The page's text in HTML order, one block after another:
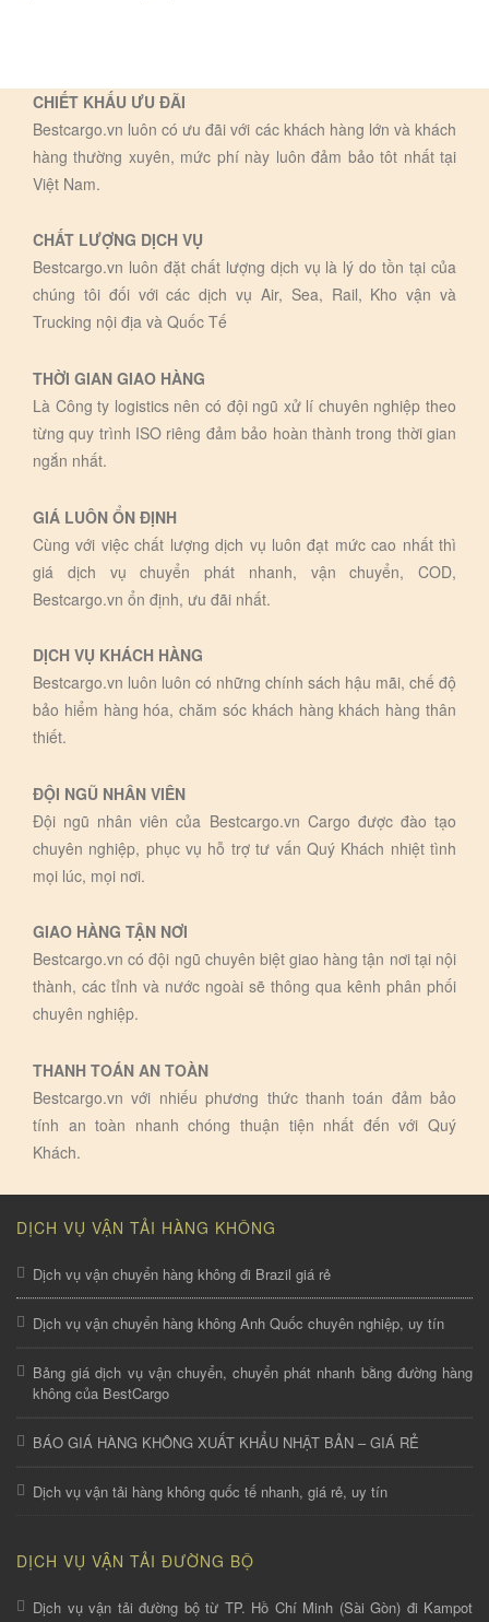
CHIẾT KHẤU ƯU ĐÃI
Bestcargo.vn luôn có ưu đãi với các khách hàng lớn và khách
hàng thường xuyên, mức phí này luôn đảm bảo tôt nhất tại
Việt Nam.
CHẤT LƯỢNG DỊCH VỤ
Bestcargo.vn luôn đặt chất lượng dịch vụ là lý do tồn tại của
chúng tôi đối với các dịch vụ Air, Sea, Rail, Kho vận và
Trucking nội địa và Quốc Tế
THỜI GIAN GIAO HÀNG
Là Công ty logistics nên có đội ngũ xử lí chuyên nghiệp theo
từng quy trình ISO riêng đảm bảo hoàn thành trong thời gian
ngắn nhất.
GIÁ LUÔN ỔN ĐỊNH
Cùng với việc chất lượng dịch vụ luôn đạt mức cao nhất thì
giá dịch vụ chuyển phát nhanh, vận chuyển, COD,
Bestcargo.vn ổn định, ưu đãi nhất.
DỊCH VỤ KHÁCH HÀNG
Bestcargo.vn luôn luôn có những chính sách hậu mãi, chế độ
bảo hiểm hàng hóa, chăm sóc khách hàng khách hàng thân
thiết.
ĐỘI NGŨ NHÂN VIÊN
Đội ngũ nhân viên của Bestcargo.vn Cargo được đào tạo
chuyên nghiệp, phục vụ hỗ trợ tư vấn Quý Khách nhiệt tình
mọi lúc, mọi nơi.
GIAO HÀNG TẬN NƠI
Bestcargo.vn có đội ngũ chuyên biệt giao hàng tận nơi tại nội
thành, các tỉnh và nước ngoài sẽ thông qua kênh phân phối
chuyên nghiệp.
THANH TOÁN AN TOÀN
Bestcargo.vn với nhiếu phương thức thanh toán đảm bảo
tính an toàn nhanh chóng thuận tiện nhất đến với Quý
Khách.
DỊCH VỤ VẬN TẢI HÀNG KHÔNG
Dịch vụ vận chuyển hàng không đi Brazil giá rẻ
Dịch vụ vận chuyển hàng không Anh Quốc chuyên nghiệp, uy tín
Bảng giá dịch vụ vận chuyển, chuyển phát nhanh bằng đường hàng
không của BestCargo
BÁO GIÁ HÀNG KHÔNG XUẤT KHẨU NHẬT BẢN – GIÁ RẺ
Dịch vụ vận tải hàng không quốc tế nhanh, giá rẻ, uy tín
DỊCH VỤ VẬN TẢI ĐƯỜNG BỘ
Dịch vụ vận tải đường bộ từ TP. Hồ Chí Minh (Sài Gòn) đi Kampot